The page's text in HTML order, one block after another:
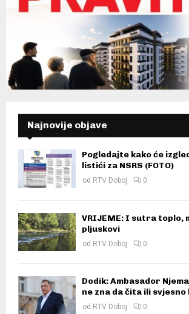
Najnovije objave
Pogledajte kako će
listići za NSRS (FOTO)
od RTV Doboj 0
VRIJEME: I sutra toplo,
pljuskovi
od RTV Doboj 0
Dodik: Ambasador
ne zna da čita ili svjesno
od RTV Doboj 0